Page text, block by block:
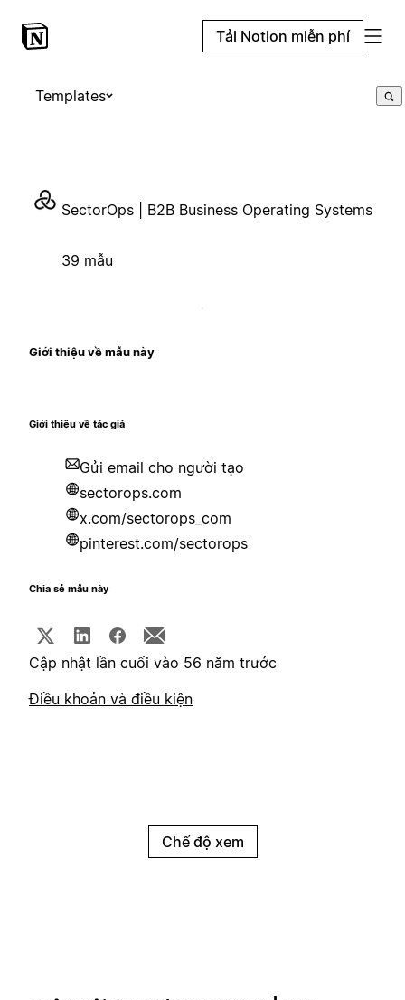
Tải Notion miễn phí
Templates
SectorOps | B2B Business Operating Systems
39 mẫu
Giới thiệu về mẫu này
Giới thiệu về tác giả
Gửi email cho người tạo
sectorops.com
x.com/sectorops_com
pinterest.com/sectorops
Chia sẻ mẫu này
Cập nhật lần cuối vào 56 năm trước
Điều khoản và điều kiện
Chế độ xem